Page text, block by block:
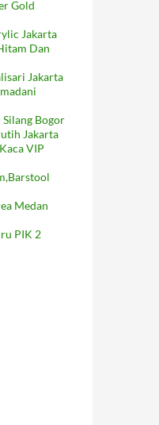
Gold
Jakarta
Dan
Jakarta
Bogor
Jakarta
VIP
Medan
PIK 2